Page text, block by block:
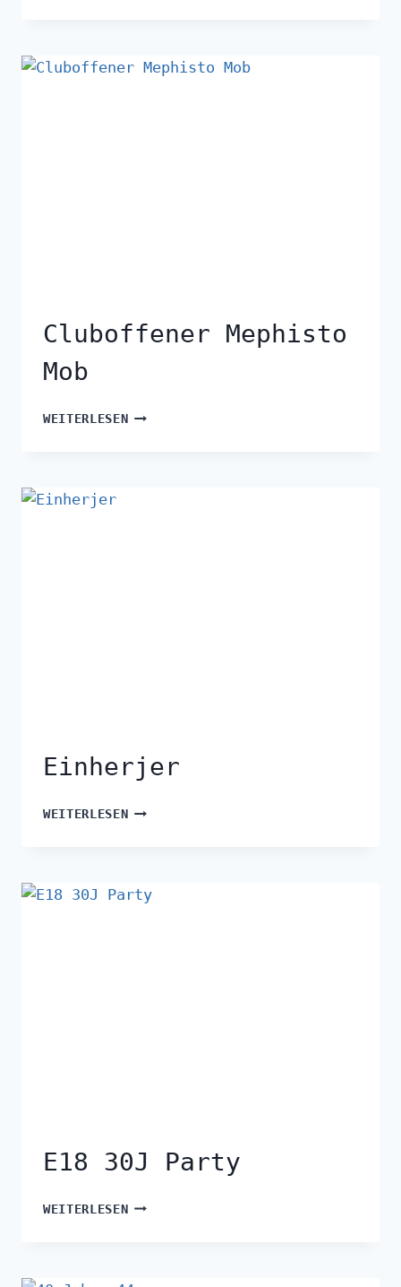
Cluboffener Mephisto
Mob
WEITERLESEN
Einherjer
WEITERLESEN
E18 30J Party
WEITERLESEN